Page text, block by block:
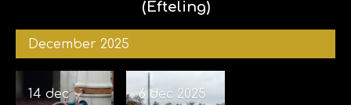
(Efteling)
December 2025
14 dec
6 dec 2025